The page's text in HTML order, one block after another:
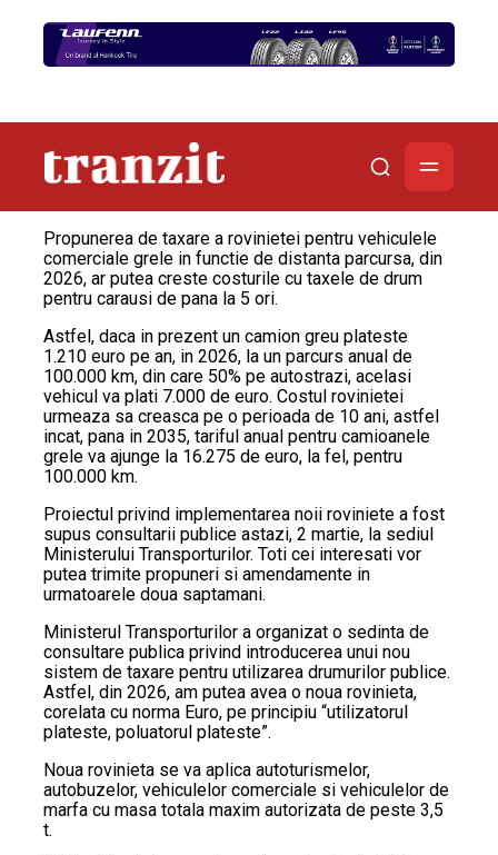
Propunerea de taxare a rovinietei pentru vehiculele
comerciale grele in functie de distanta parcursa, din
2026, ar putea creste costurile cu taxele de drum
pentru carausi de pana la 5 ori.
Astfel, daca in prezent un camion greu plateste
1.210 euro pe an, in 2026, la un parcurs anual de
100.000 km, din care 50% pe autostrazi, acelasi
vehicul va plati 7.000 de euro. Costul rovinietei
urmeaza sa creasca pe o perioada de 10 ani, astfel
incat, pana in 2035, tariful anual pentru camioanele
grele va ajunge la 16.275 de euro, la fel, pentru
100.000 km.
Proiectul privind implementarea noii roviniete a fost
supus consultarii publice astazi, 2 martie, la sediul
Ministerului Transporturilor. Toti cei interesati vor
putea trimite propuneri si amendamente in
urmatoarele doua saptamani.
Ministerul Transporturilor a organizat o sedinta de
consultare publica privind introducerea unui nou
sistem de taxare pentru utilizarea drumurilor publice.
Astfel, din 2026, am putea avea o noua rovinieta,
corelata cu norma Euro, pe principiu “utilizatorul
plateste, poluatorul plateste”.
Noua rovinieta se va aplica autoturismelor,
autobuzelor, vehiculelor comerciale si vehiculelor de
marfa cu masa totala maxim autorizata de peste 3,5
t.